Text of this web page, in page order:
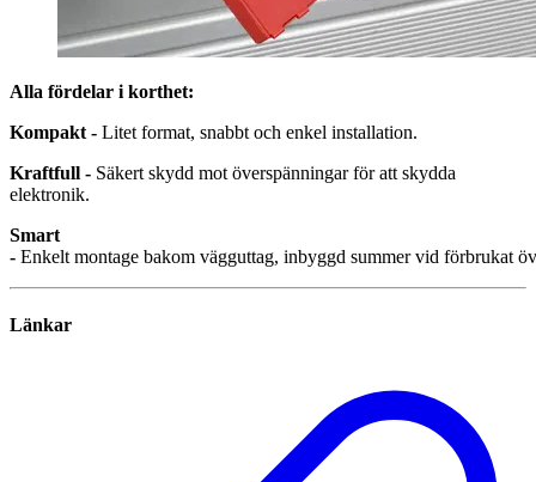
Alla fördelar i korthet:
Kompakt - Litet format, snabbt och enkel installation.
Kraftfull - Säkert skydd mot överspänningar för att skydda
elektronik.
Smart
- Enkelt montage bakom vägguttag, inbyggd summer vid förbrukat
Länkar